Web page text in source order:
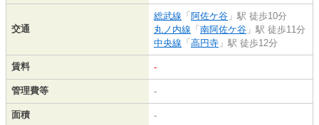
交通
総武線 「 阿佐ケ谷 」駅 徒歩10分
丸ノ内線 「 南阿佐ケ谷 」駅 徒歩11分
中央線 「 高円寺 」駅 徒歩12分
賃料 -
管理費等 -
面積 -